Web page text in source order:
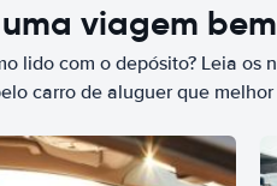
viagem
lido com o depósito? Leia os
carro de aluguer que